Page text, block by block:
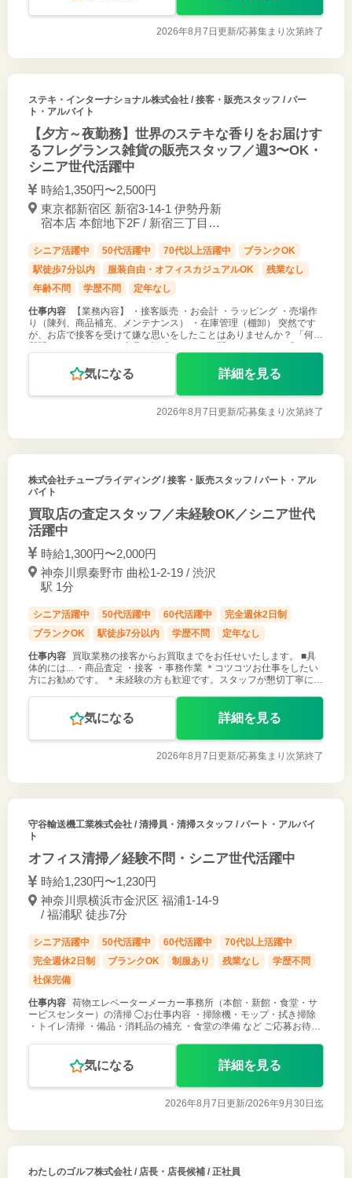
2026年8月7日更新/応募集まり次第終了
ステキ・インターナショナル株式会社/ 接客・販売スタッフ / パー
ト・アルバイト
【夕方～夜勤務】世界のステキな香りをお届けす
るフレグランス雑貨の販売スタッフ／週3〜OK・
シニア世代活躍中
時給1,350円〜2,500円
東京都新宿区 新宿3-14-1 伊勢丹新
宿本店 本館地下2F / 新宿三丁目駅
シニア活躍中 50代活躍中 70代以上活躍中
ブランクOK
駅徒歩7分以内
服装自由・オフィスカジュアルOK
残業なし
年齢不問
学歴不問 定年なし
仕事内容
【業務内容】 ・接客販売 ・お会計 ・ラッピング ・売場作
り（陳列、商品補充、メンテナンス） ・在庫管理（棚卸） 突然です
が、お店で接客を受けて嫌な思いをしたことはありませんか？ 「何も
質問していないのに、商品の説明をひたすら聞かされる。」 「いつで
もだれにで
気になる 詳細を見る
2026年8月7日更新/応募集まり次第終了
株式会社チューブライディング/ 接客・販売スタッフ / パート・アル
バイト
買取店の査定スタッフ／未経験OK／シニア世代
活躍中
時給1,300円〜2,000円
神奈川県秦野市 曲松1-2-19 / 渋沢
駅 1分
シニア活躍中 50代活躍中 60代活躍中
完全週休2日制
ブランクOK
駅徒歩7分以内 学歴不問 定年なし
仕事内容
買取業務の接客からお買取までをお任せいたします。 ■具
体的には... ・商品査定 ・接客 ・事務作業 ＊コツコツお仕事をしたい
方にお勧めです。 ＊未経験の方も歓迎です。スタッフが懇切丁寧にサ
気になる 詳細を見る
2026年8月7日更新/応募集まり次第終了
守谷輸送機工業株式会社/ 清掃員・清掃スタッフ / パート・アルバイ
ト
オフィス清掃／経験不問・シニア世代活躍中
時給1,230円〜1,230円
神奈川県横浜市金沢区 福浦1-14-9
/ 福浦駅 徒歩7分
シニア活躍中 50代活躍中 60代活躍中
70代以上活躍中
完全週休2日制
ブランクOK 制服あり 残業なし
学歴不問
社保完備
仕事内容 荷物エレベーターメーカー事務所（本館・新館・食堂・サ
ービスセンター）の清掃 ◯お仕事内容 ・掃除機・モップ・拭き掃除
・トイレ清掃 ・備品・消耗品の補充 ・食堂の準備 など ご応募お待ち
気になる 詳細を見る
2026年8月7日更新/2026年9月30日迄
わたしのゴルフ株式会社/ 店長・店長候補 / 正社員